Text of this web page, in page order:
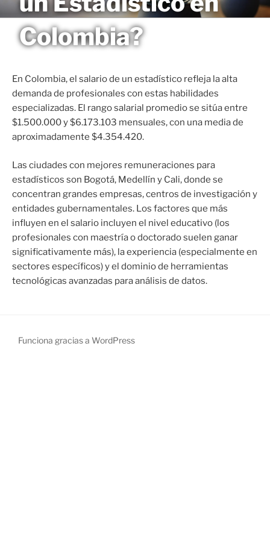
Saltar
al
contenido
MAGNETO
Colombia?
En Colombia, el salario de un estadístico refleja la alta
demanda de profesionales con estas habilidades
especializadas. El rango salarial promedio se sitúa entre
$1.500.000 y $6.173.103 mensuales, con una media de
aproximadamente $4.354.420.
Las ciudades con mejores remuneraciones para
estadísticos son Bogotá, Medellín y Cali, donde se
concentran grandes empresas, centros de investigación y
entidades gubernamentales. Los factores que más
influyen en el salario incluyen el nivel educativo (los
profesionales con maestría o doctorado suelen ganar
significativamente más), la experiencia (especialmente en
sectores específicos) y el dominio de herramientas
tecnológicas avanzadas para análisis de datos.
Funciona gracias a WordPress